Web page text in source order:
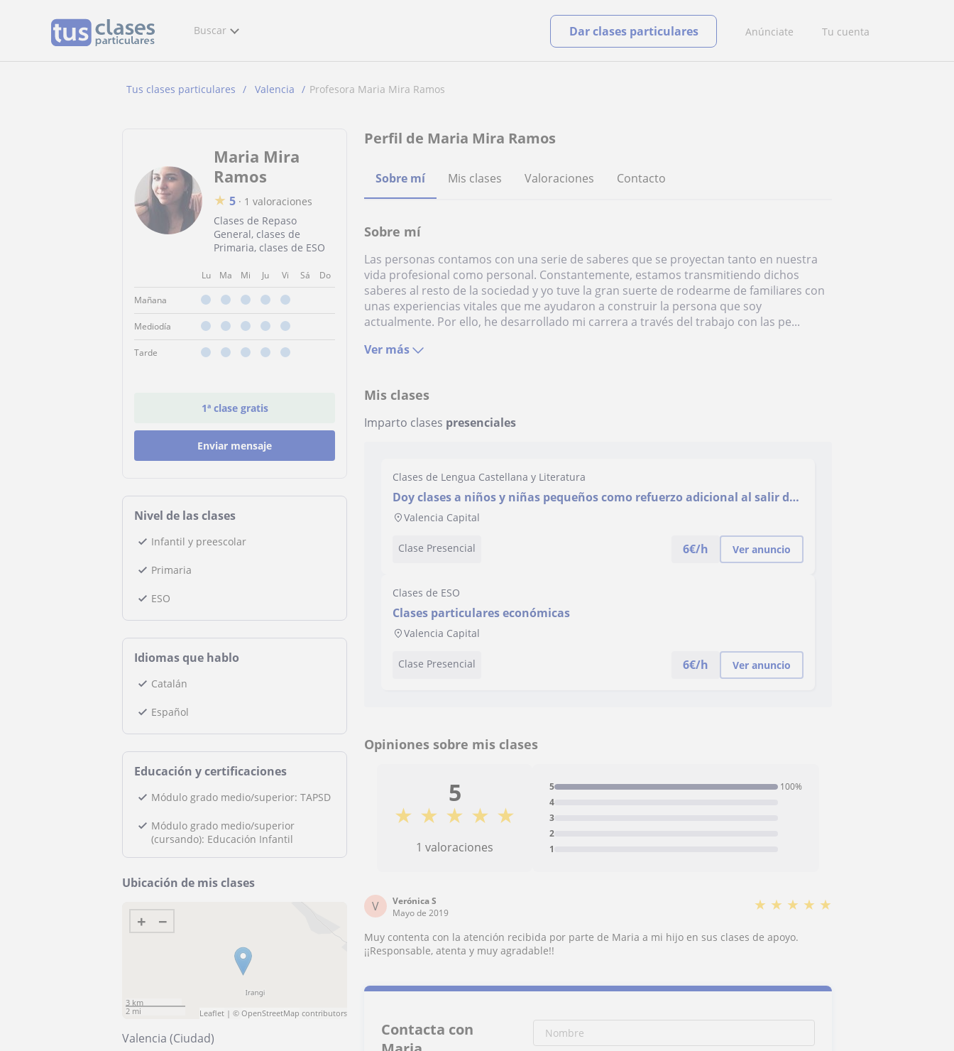
Buscar Anúnciate Tu cuenta
Dar clases particulares
Tus clases particulares Valencia Profesora Maria Mira Ramos
Maria Mira
Ramos
★ 5 · 1 valoraciones
Clases de Repaso
General, clases de
Primaria, clases de ESO
Lu Ma Mi Ju Vi Sá Do
Mañana
Mediodía
Tarde
1ª clase gratis
Enviar mensaje
Nivel de las clases
Infantil y preescolar
Primaria
ESO
Idiomas que hablo
Catalán
Español
Educación y certificaciones
Módulo grado medio/superior: TAPSD
Módulo grado medio/superior
(cursando): Educación Infantil
Ubicación de mis clases
+ −
3 km
2 mi
Leaflet | ©OpenStreetMap contributors
Valencia (Ciudad)
Perfil de Maria Mira Ramos
Sobre mí Mis clases Valoraciones Contacto
Sobre mí
Las personas contamos con una serie de saberes que se proyectan tanto en nuestra
vida profesional como personal. Constantemente, estamos transmitiendo dichos
saberes al resto de la sociedad y yo tuve la gran suerte de rodearme de familiares con
unas experiencias vitales que me ayudaron a construir la persona que soy
actualmente. Por ello, he desarrollado mi carrera a través del trabajo con las pe...
Ver más
Mis clases
Imparto clases presenciales
Clases de Lengua Castellana y Literatura
Doy clases a niños y niñas pequeños como refuerzo adicional al salir del
colegio
Valencia Capital
Clase Presencial 6€/h Ver anuncio
Clases de ESO
Clases particulares económicas
Valencia Capital
Clase Presencial 6€/h Ver anuncio
Opiniones sobre mis clases
5
★ ★ ★ ★ ★
1 valoraciones 1
2
3
4
5 100%
V
Verónica S
Mayo de 2019
★ ★ ★ ★ ★
Muy contenta con la atención recibida por parte de Maria a mi hijo en sus clases de apoyo.
¡¡Responsable, atenta y muy agradable!!
Contacta con